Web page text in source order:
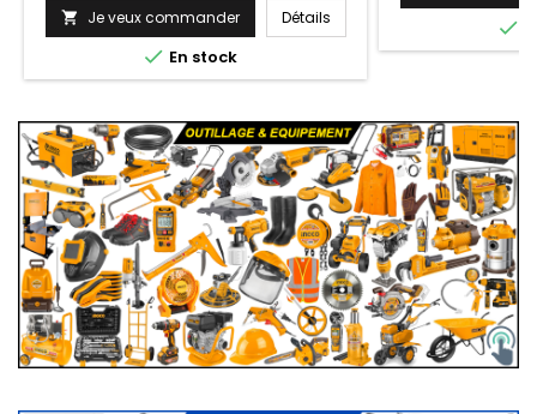
 Je veux commander Détails
 En stock
